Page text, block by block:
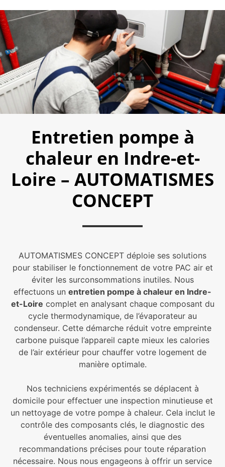
Entretien pompe à
chaleur en Indre-et-
Loire – AUTOMATISMES
CONCEPT
AUTOMATISMES CONCEPT déploie ses solutions
pour stabiliser le fonctionnement de votre PAC air et
éviter les surconsommations inutiles. Nous
effectuons un entretien pompe à chaleur en Indre-
et-Loire complet en analysant chaque composant du
cycle thermodynamique, de l’évaporateur au
condenseur. Cette démarche réduit votre empreinte
carbone puisque l’appareil capte mieux les calories
de l’air extérieur pour chauffer votre logement de
manière optimale.
Nos techniciens expérimentés se déplacent à
domicile pour effectuer une inspection minutieuse et
un nettoyage de votre pompe à chaleur. Cela inclut le
contrôle des composants clés, le diagnostic des
éventuelles anomalies, ainsi que des
recommandations précises pour toute réparation
nécessaire. Nous nous engageons à offrir un service